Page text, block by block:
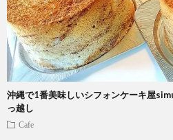
沖縄で1番美味しいシフォンケーキ屋
っ越し
Cafe